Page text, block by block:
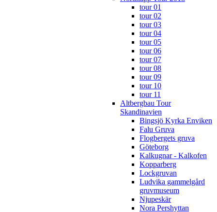
tour 01
tour 02
tour 03
tour 04
tour 05
tour 06
tour 07
tour 08
tour 09
tour 10
tour 11
Altbergbau Tour
Skandinavien
Bingsjö Kyrka Enviken
Falu Gruva
Flogbergets gruva
Göteborg
Kalkugnar - Kalkofen
Kopparberg
Lockgruvan
Ludvika gammelgård
gruvmuseum
Njupeskär
Nora Pershyttan